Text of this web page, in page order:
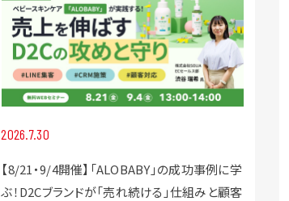
2026.7.30
【8/21・9/4開催】「ALOBABY」の成功事例に学
ぶ！D2Cブランドが「売れ続ける」仕組みと顧客